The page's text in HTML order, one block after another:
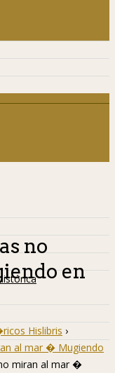
no
en
Hislibris ›
al mar � Mugiendo
miran al mar �